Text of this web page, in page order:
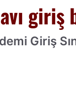
Giriş